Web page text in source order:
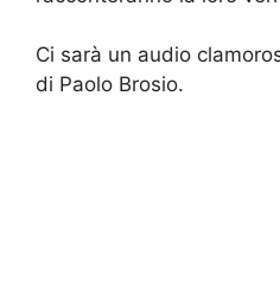
Ci sarà un audio
di Paolo Brosio.